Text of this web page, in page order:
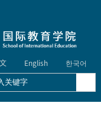
English 한국어